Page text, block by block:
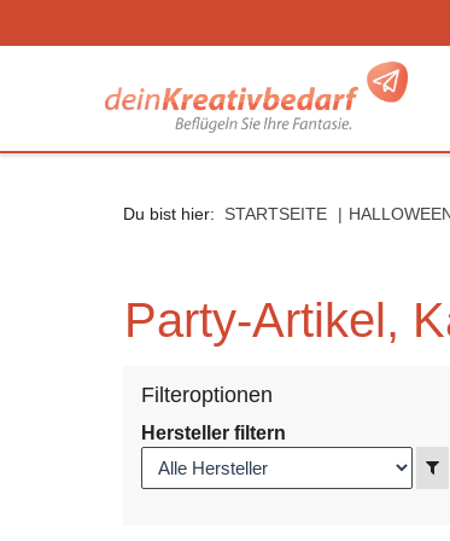
Du bist hier: STARTSEITE
Party-Artikel,
Filteroptionen
Hersteller filtern